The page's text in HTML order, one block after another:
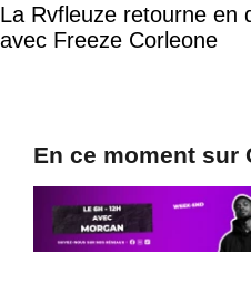
La Rvfleuze retourne en
avec Freeze Corleone
En ce moment sur